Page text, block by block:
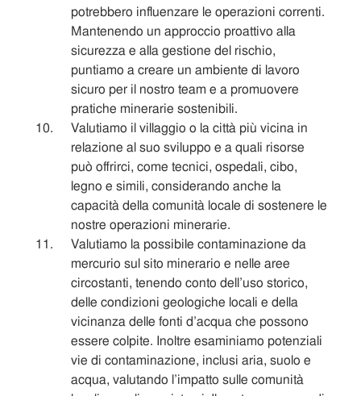
potrebbero influenzare le operazioni correnti.
Mantenendo un approccio proattivo alla
sicurezza e alla gestione del rischio,
puntiamo a creare un ambiente di lavoro
sicuro per il nostro team e a promuovere
pratiche minerarie sostenibili.
Valutiamo il villaggio o la città più vicina in
relazione al suo sviluppo e a quali risorse
può offrirci, come tecnici, ospedali, cibo,
legno e simili, considerando anche la
capacità della comunità locale di sostenere le
nostre operazioni minerarie.
Valutiamo la possibile contaminazione da
mercurio sul sito minerario e nelle aree
circostanti, tenendo conto dell’uso storico,
delle condizioni geologiche locali e della
vicinanza delle fonti d’acqua che possono
essere colpite. Inoltre esaminiamo potenziali
vie di contaminazione, inclusi aria, suolo e
acqua, valutando l’impatto sulle comunità